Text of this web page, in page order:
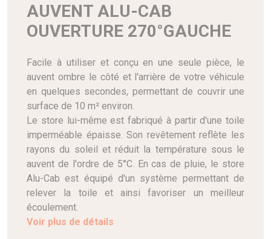
AUVENT ALU-CAB
OUVERTURE 270°GAUCHE
Facile à utiliser et conçu en une seule pièce, le
auvent ombre le côté et l'arrière de votre véhicule
en quelques secondes, permettant de couvrir une
surface de 10 m² environ.
Le store lui-même est fabriqué à partir d'une toile
imperméable épaisse. Son revêtement reflète les
rayons du soleil et réduit la température sous le
auvent de l'ordre de 5°C. En cas de pluie, le store
Alu-Cab est équipé d'un système permettant de
relever la toile et ainsi favoriser un meilleur
écoulement.
Voir plus de détails